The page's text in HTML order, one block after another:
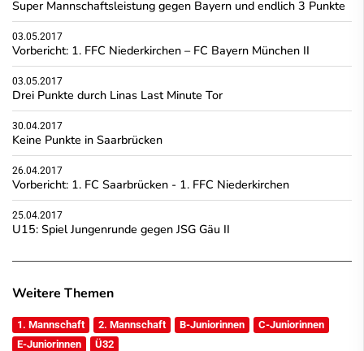
Super Mannschaftsleistung gegen Bayern und endlich 3 Punkte
03.05.2017
Vorbericht: 1. FFC Niederkirchen – FC Bayern München II
03.05.2017
Drei Punkte durch Linas Last Minute Tor
30.04.2017
Keine Punkte in Saarbrücken
26.04.2017
Vorbericht: 1. FC Saarbrücken - 1. FFC Niederkirchen
25.04.2017
U15: Spiel Jungenrunde gegen JSG Gäu II
Weitere Themen
1. Mannschaft 2. Mannschaft B-Juniorinnen
C-Juniorinnen
E-Juniorinnen
Ü32